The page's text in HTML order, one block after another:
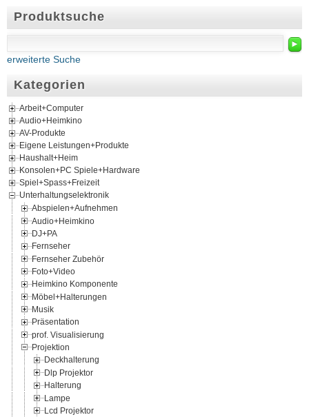
Produktsuche
►
erweiterte Suche
Kategorien
Arbeit+Computer
Audio+Heimkino
AV-Produkte
Eigene Leistungen+Produkte
Haushalt+Heim
Konsolen+PC Spiele+Hardware
Spiel+Spass+Freizeit
Unterhaltungselektronik
Abspielen+Aufnehmen
Audio+Heimkino
DJ+PA
Fernseher
Fernseher Zubehör
Foto+Video
Heimkino Komponente
Möbel+Halterungen
Musik
Präsentation
prof. Visualisierung
Projektion
Deckhalterung
Dlp Projektor
Halterung
Lampe
Lcd Projektor